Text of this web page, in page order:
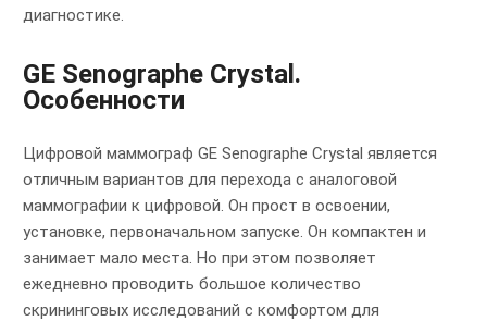
диагностике.
GE Senographe Crystal.
Особенности
Цифровой маммограф GE Senographe Crystal является
отличным вариантов для перехода с аналоговой
маммографии к цифровой. Он прост в освоении,
установке, первоначальном запуске. Он компактен и
занимает мало места. Но при этом позволяет
ежедневно проводить большое количество
скрининговых исследований с комфортом для